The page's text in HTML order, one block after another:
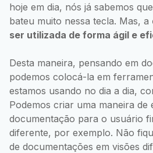
hoje em dia, nós já sabemos
bateu muito nessa tecla. Mas, a
ser utilizada de forma ágil e
Desta maneira, pensando em
podemos colocá-la em
estamos usando no dia a dia,
Podemos criar uma maneira de
documentação para o usuário
diferente, por exemplo. Não
de documentações em visões